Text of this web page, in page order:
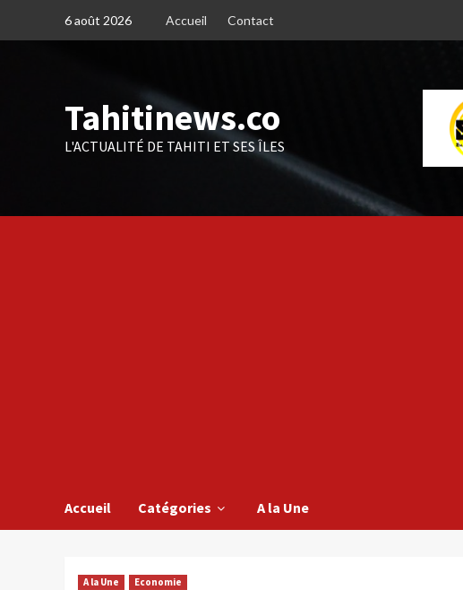
6 août 2026 Accueil Contact
Tahitinews.co
L'ACTUALITÉ DE TAHITI ET SES ÎLES
Accueil Catégories A la Une
A la Une Economie